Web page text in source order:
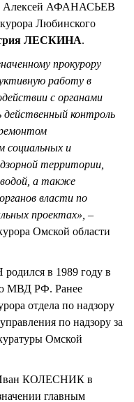
Алексей АФАНАСЬЕВ
Любинского
ЛЕСКИНА.
прокурору
работу в
с органами
действенный контроль
социальных и
территории,
водой, а также
власти по
проектах», –
Омской области
в 1989 году в
МВД РФ. Ранее
отдела по надзору
по надзору за
Омской
Иван КОЛЕСНИК в
главным